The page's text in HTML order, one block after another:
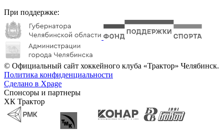
При поддержке:
© Официальный сайт хоккейного клуба «Трактор» Челябинск.
Политика конфиденциальности
Сделано в Xpage
Спонсоры и партнеры
ХК Трактор